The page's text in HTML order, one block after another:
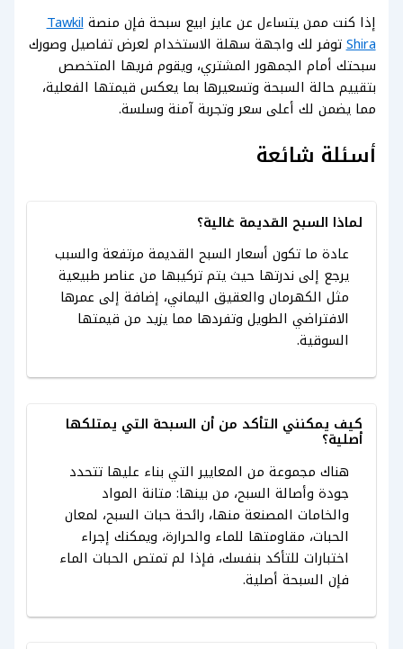
إذا كنت ممن يتساءل عن عايز ابيع سبحة فإن منصةTawkil
Shiraتوفر لك واجهة سهلة الاستخدام لعرض تفاصيل وصورك
سبحتك أمام الجمهور المشتري، ويقوم فريها المتخصص
بتقييم حالة السبحة وتسعيرها بما يعكس قيمتها الفعلية،
مما يضمن لك أعلى سعر وتجربة آمنة وسلسة.
أسئلة شائعة
لماذا السبح القديمة غالية؟
عادة ما تكون أسعار السبح القديمة مرتفعة والسبب
يرجع إلى ندرتها حيث يتم تركيبها من عناصر طبيعية
مثل الكهرمان والعقيق اليماني، إضافة إلى عمرها
الافتراضي الطويل وتفردها مما يزيد من قيمتها
السوقية.
كيف يمكنني التأكد من أن السبحة التي يمتلكها
أصلية؟
هناك مجموعة من المعايير التي بناء عليها تتحدد
جودة وأصالة السبح، من بينها: متانة المواد
والخامات المصنعة منها، رائحة حبات السبح، لمعان
الحبات، مقاومتها للماء والحرارة، ويمكنك إجراء
اختبارات للتأكد بنفسك، فإذا لم تمتص الحبات الماء
فإن السبحة أصلية.